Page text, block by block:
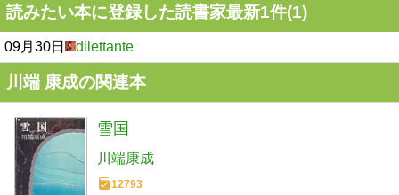
読みたい本に登録した読書家最新1件(1)
09月30日 dilettante
川端 康成の関連本
雪国
川端康成
12793